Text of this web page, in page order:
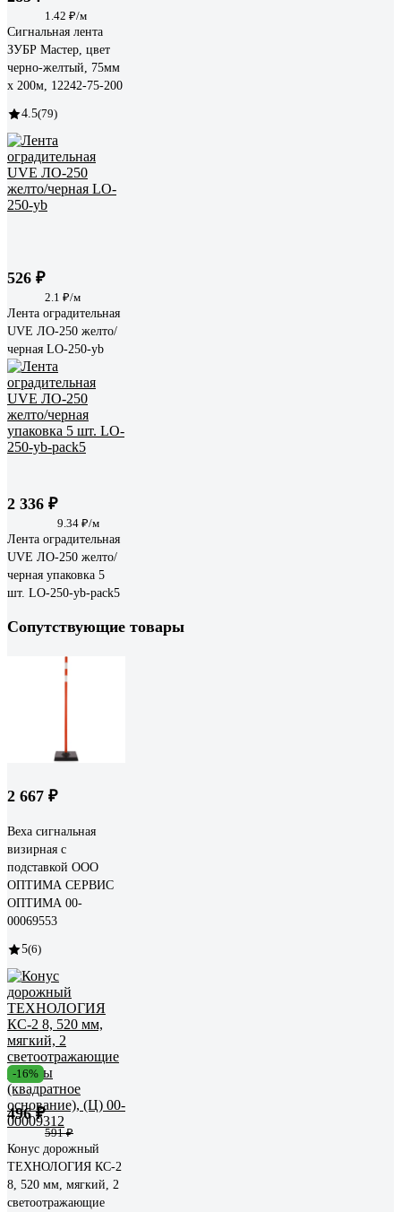
1.42 ₽/м
Сигнальная лента
ЗУБР Мастер, цвет
черно-желтый, 75мм
х 200м, 12242-75-200
4.5(79)
526 ₽
2.1 ₽/м
Лента оградительная
UVE ЛО-250 желто/
черная LO-250-yb
2 336 ₽
9.34 ₽/м
Лента оградительная
UVE ЛО-250 желто/
черная упаковка 5
шт. LO-250-yb-pack5
Сопутствующие товары
2 667 ₽
Веха сигнальная
визирная с
подставкой ООО
ОПТИМА СЕРВИС
ОПТИМА 00-
00069553
5(6)
-16%
496 ₽
591 ₽
Конус дорожный
ТЕХНОЛОГИЯ КС-2
8, 520 мм, мягкий, 2
светоотражающие